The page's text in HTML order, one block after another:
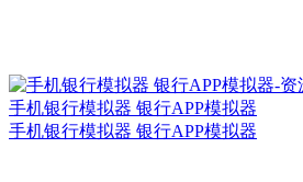
手机银行模拟器 银行APP模拟器
手机银行模拟器 银行APP模拟器